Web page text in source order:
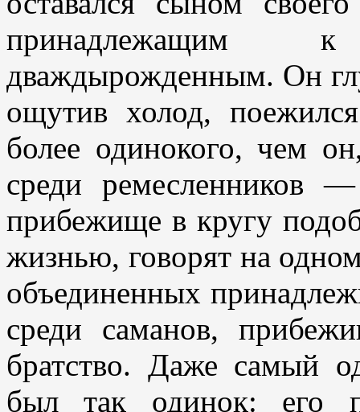
принадлежащим
дваждырожденным. Он
ощутив холод,
более одинокого, чем
среди ремесленников
прибежище в кругу
жизнью, говорят на
объединенных
среди саманов,
братство. Даже самый
был так одинок: его